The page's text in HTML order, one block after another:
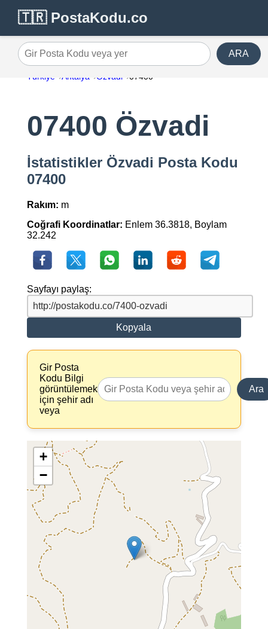
🇹🇷 PostaKodu.co
Gir Posta Kodu veya yer ARA
Türkiye Antalya Özvadi 07400
07400 Özvadi
İstatistikler Özvadi Posta Kodu
07400
Rakım: m
Coğrafi Koordinatlar: Enlem 36.3818, Boylam
32.242
Sayfayı paylaş:
Kopyala
Gir Posta
Kodu Bilgi
görüntülemek
için şehir adı
veya
Ara
+
−